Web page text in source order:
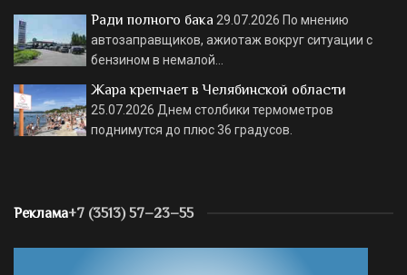
Ради полного бака 29.07.2026 По мнению
автозаправщиков, ажиотаж вокруг ситуации с
бензином в немалой…
Жара крепчает в Челябинской области
25.07.2026 Днем столбики термометров
поднимутся до плюс 36 градусов.
Реклама+7 (3513) 57–23–55